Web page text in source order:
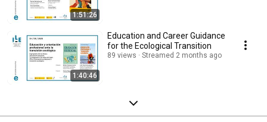
1:51:26
1:40:46
Education and Career Guidance
for the Ecological Transition
89 views Streamed 2 months ago